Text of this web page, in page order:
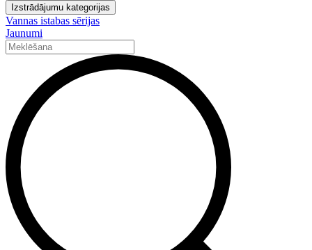
Izstrādājumu kategorijas
Vannas istabas sērijas
Jaunumi